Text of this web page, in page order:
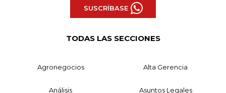
SUSCRÍBASE
TODAS LAS SECCIONES
Agronegocios Alta Gerencia
Análisis Asuntos Legales